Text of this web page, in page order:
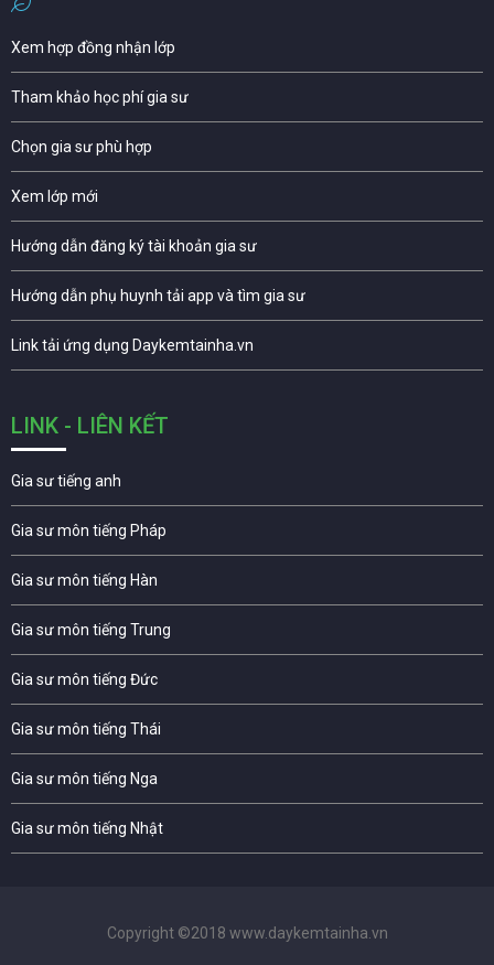
Xem hợp đồng nhận lớp
Tham khảo học phí gia sư
Chọn gia sư phù hợp
Xem lớp mới
Hướng dẫn đăng ký tài khoản gia sư
Hướng dẫn phụ huynh tải app và tìm gia sư
Link tải ứng dụng Daykemtainha.vn
LINK - LIÊN KẾT
Gia sư tiếng anh
Gia sư môn tiếng Pháp
Gia sư môn tiếng Hàn
Gia sư môn tiếng Trung
Gia sư môn tiếng Đức
Gia sư môn tiếng Thái
Gia sư môn tiếng Nga
Gia sư môn tiếng Nhật
Copyright ©2018 www.daykemtainha.vn